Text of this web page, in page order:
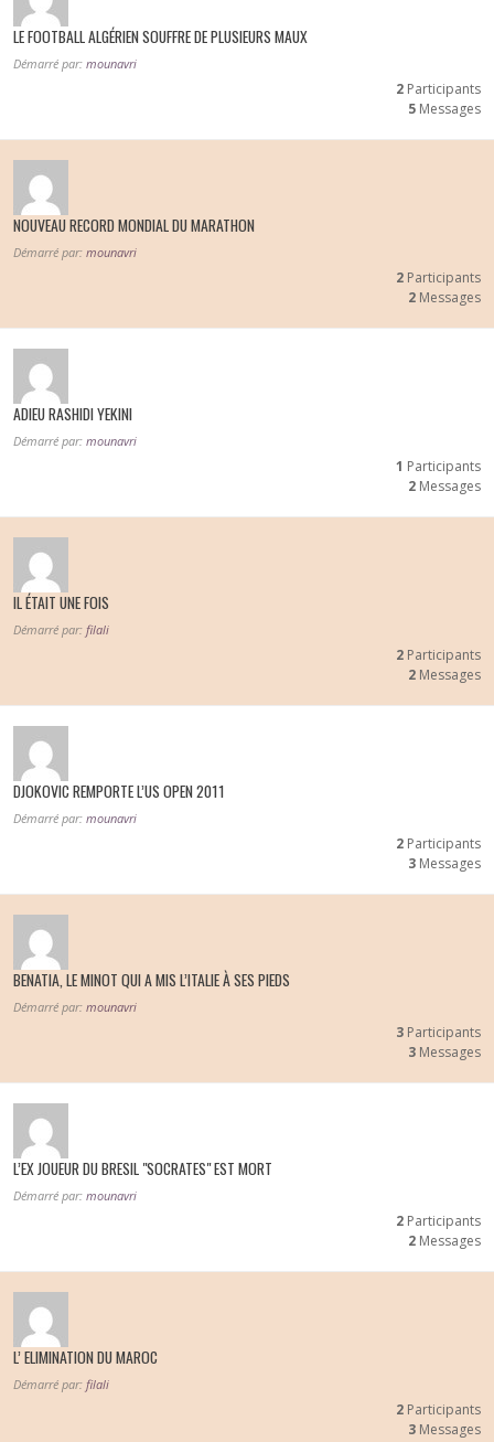
LE FOOTBALL ALGÉRIEN SOUFFRE DE PLUSIEURS MAUX
Démarré par: mounavri
2 Participants
5 Messages
NOUVEAU RECORD MONDIAL DU MARATHON
Démarré par: mounavri
2 Participants
2 Messages
ADIEU RASHIDI YEKINI
Démarré par: mounavri
1 Participants
2 Messages
IL ÉTAIT UNE FOIS
Démarré par: filali
2 Participants
2 Messages
DJOKOVIC REMPORTE L’US OPEN 2011
Démarré par: mounavri
2 Participants
3 Messages
BENATIA, LE MINOT QUI A MIS L’ITALIE À SES PIEDS
Démarré par: mounavri
3 Participants
3 Messages
L’EX JOUEUR DU BRESIL "SOCRATES" EST MORT
Démarré par: mounavri
2 Participants
2 Messages
L’ ELIMINATION DU MAROC
Démarré par: filali
2 Participants
3 Messages